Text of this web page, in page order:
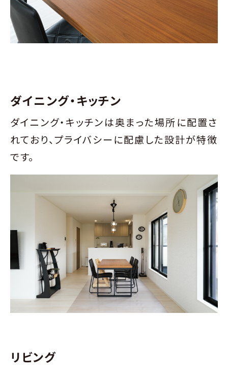
ダイニング・キッチン
ダイニング・キッチンは奥まった場所に配置さ
れており、プライバシーに配慮した設計が特徴
です。
リビング